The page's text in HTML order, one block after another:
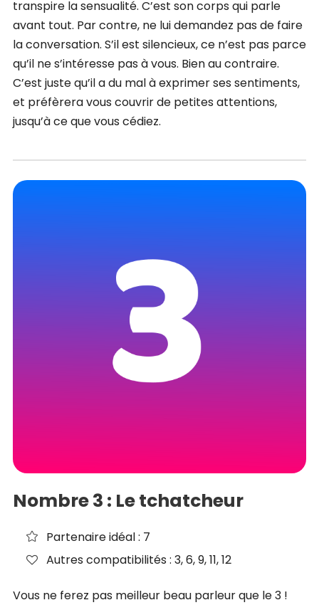
transpire la sensualité. C’est son corps qui parle
avant tout. Par contre, ne lui demandez pas de faire
la conversation. S’il est silencieux, ce n’est pas parce
qu’il ne s’intéresse pas à vous. Bien au contraire.
C’est juste qu’il a du mal à exprimer ses sentiments,
et préfèrera vous couvrir de petites attentions,
jusqu’à ce que vous cédiez.
Nombre 3 : Le tchatcheur
Partenaire idéal : 7
Autres compatibilités : 3, 6, 9, 11, 12
Vous ne ferez pas meilleur beau parleur que le 3 !